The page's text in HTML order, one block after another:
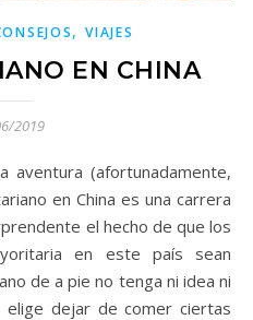
,VIAJES
EN CHINA
2019
en China es una carrera
el hecho de que los
en este país sean
de a pie no tenga ni idea ni
elige dejar de comer ciertas